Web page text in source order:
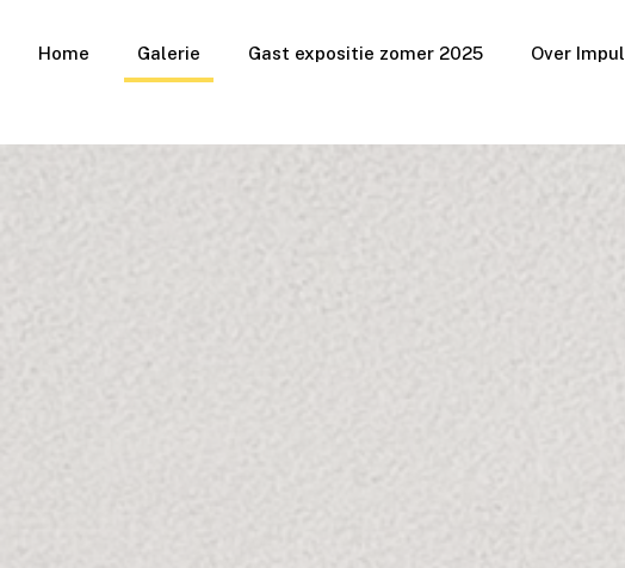
Home Galerie Gast expositie zomer 2025 Over